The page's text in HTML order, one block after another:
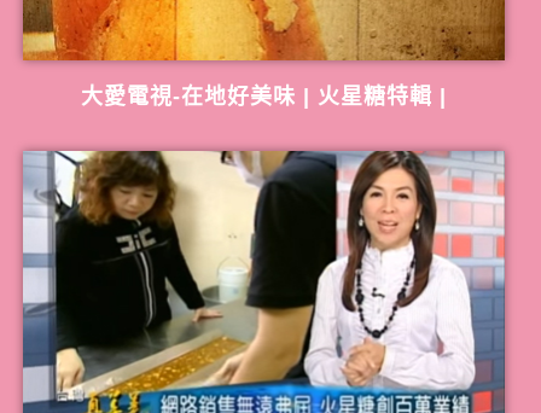
大愛電視-在地好美味 | 火星糖特輯 |